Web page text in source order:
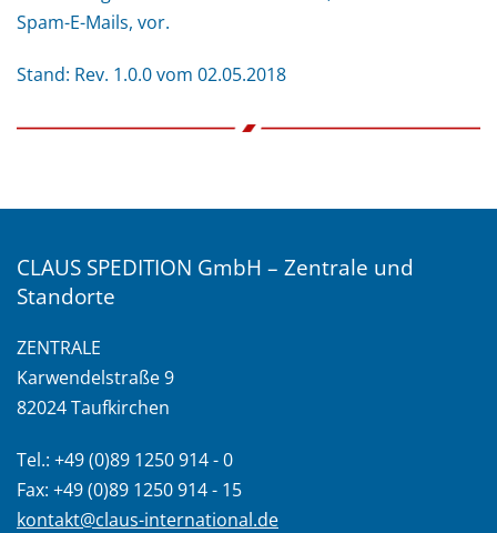
Spam-E-Mails, vor.
Stand: Rev. 1.0.0 vom 02.05.2018
CLAUS SPEDITION GmbH – Zentrale und
Standorte
ZENTRALE
Karwendelstraße 9
82024 Taufkirchen
Tel.: +49 (0)89 1250 914 - 0
Fax: +49 (0)89 1250 914 - 15
kontakt@claus-international.de